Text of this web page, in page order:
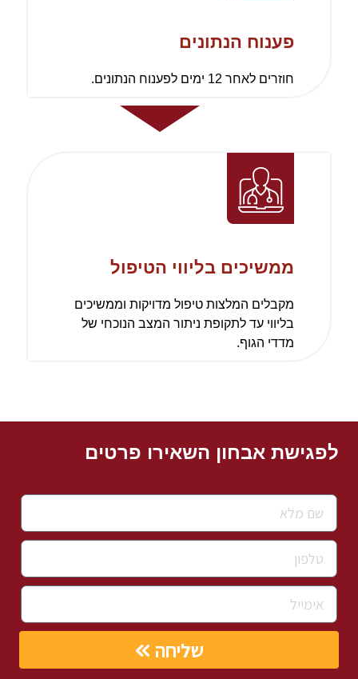
פענוח הנתונים
חוזרים לאחר 12 ימים לפענוח הנתונים.
ממשיכים בליווי הטיפול
מקבלים המלצות טיפול מדויקות וממשיכים
בליווי עד לתקופת ניתור המצב הנוכחי של
מדדי הגוף.
לפגישת אבחון השאירו פרטים
שליחה